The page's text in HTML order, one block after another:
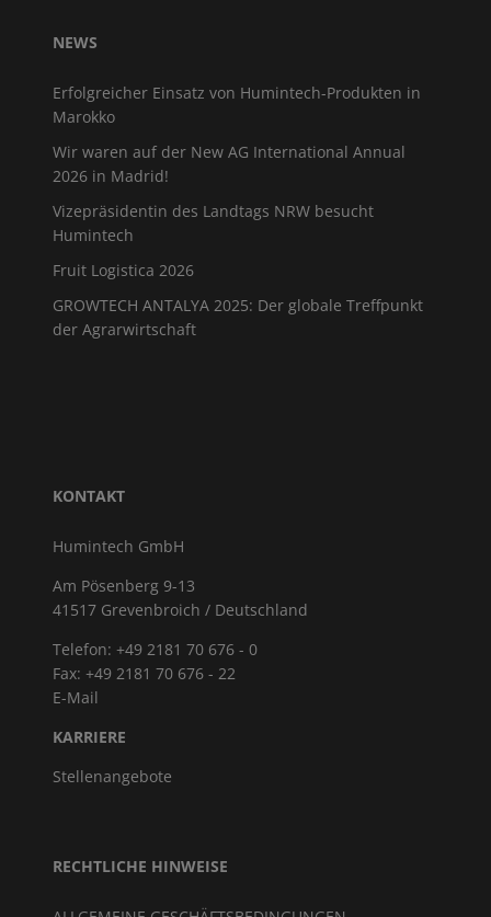
NEWS
Erfolgreicher Einsatz von Humintech-Produkten in
Marokko
Wir waren auf der New AG International Annual
2026 in Madrid!
Vizepräsidentin des Landtags NRW besucht
Humintech
Fruit Logistica 2026
GROWTECH ANTALYA 2025: Der globale Treffpunkt
der Agrarwirtschaft
KONTAKT
Humintech GmbH
Am Pösenberg 9-13
41517 Grevenbroich / Deutschland
Telefon: +49 2181 70 676 - 0
Fax: +49 2181 70 676 - 22
E-Mail
KARRIERE
Stellenangebote
RECHTLICHE HINWEISE